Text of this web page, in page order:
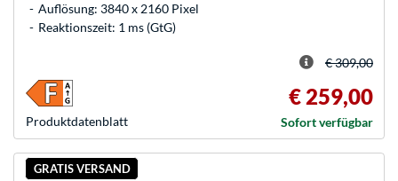
Auflösung: 3840 x 2160 Pixel
Reaktionszeit: 1 ms (GtG)
Produkt­datenblatt
€ 309,00
€ 259,00
Sofort verfügbar
GRATIS VERSAND